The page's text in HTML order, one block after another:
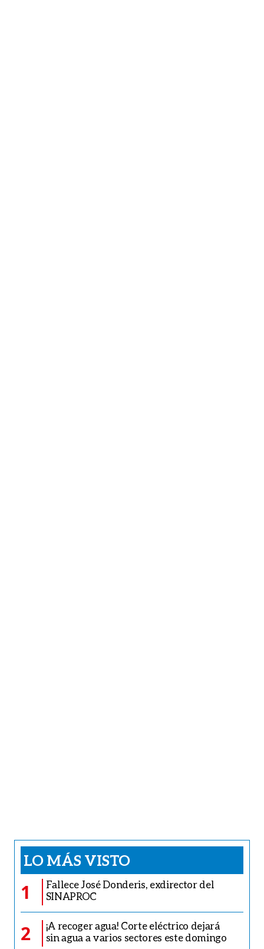
LO MÁS VISTO
1
Fallece José Donderis, exdirector del
SINAPROC
2
¡A recoger agua! Corte eléctrico dejará
sin agua a varios sectores este domingo